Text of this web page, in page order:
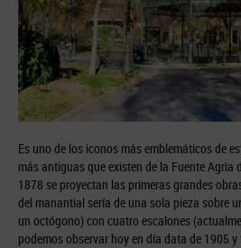
Es uno de los iconos más emblemáticos de
más antiguas que existen de la Fuente
1878 se proyectan las primeras grandes
del manantial sería de una sola pieza sobre
un octógono) con cuatro escalones
podemos observar hoy en día data de 1905